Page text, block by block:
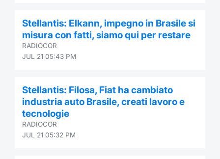
Stellantis: Elkann, impegno in Brasile si
misura con fatti, siamo qui per restare
RADIOCOR
JUL 21 05:43 PM
Stellantis: Filosa, Fiat ha cambiato
industria auto Brasile, creati lavoro e
tecnologie
RADIOCOR
JUL 21 05:32 PM